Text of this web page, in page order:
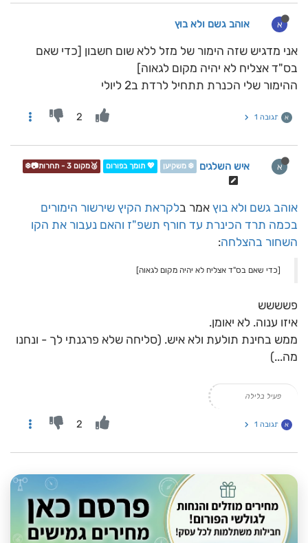
א אוהב גשם ולא בוץ
אני מדגיש שזה הימור של מזל ללא שום חשבון [כדי שאם
בס"ד אצליח לא יהיה מקום לגאוה]
ההימור שלי הכנרת תתחיל לרדת ב2 ליולי
א תגובה 1 2
א איש השלגים ❄️ משקיען 💖 תומך בפורום 🥉מקום 3 - תחרות📷❄️
אוהב גשם ולא בוץ אמר בלקראת הקיץ שירשור הימורים
בכמה תרד הכינרת עד חורף תשפ"ז והאם נעבור את הקו
השחור בהצלחה:
[כדי שאם בס"ד אצליח לא יהיה מקום לגאוה]
פשששש
איזו ענוה. לא יאומן.
ממש בחינת תולעת ולא איש. (סליחה שלא פרגנתי לך - ונחנו
מה...)
פעיל בלילה
א תגובה 1 2